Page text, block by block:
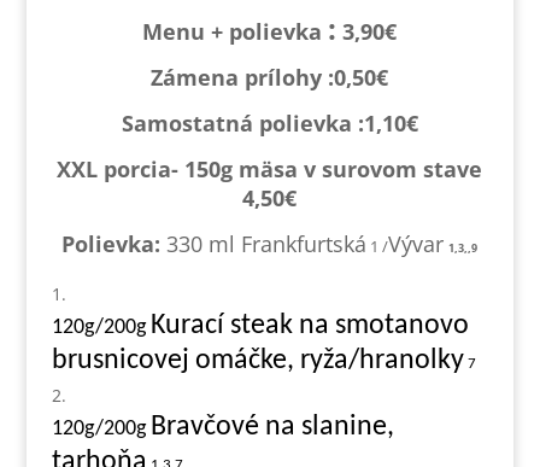
Menu + polievka : 3,90€
Zámena prílohy :0,50€
Samostatná polievka :1,10€
XXL porcia- 150g mäsa v surovom stave
4,50€
Polievka:330 ml Frankfurtská 1 /Vývar 1,3,,9
120g/200g Kurací steak na smotanovo
brusnicovej omáčke, ryža/hranolky 7
120g/200g Bravčové na slanine,